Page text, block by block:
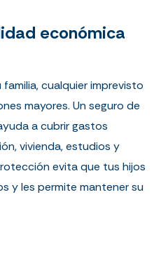
económica
cualquier imprevisto
mayores. Un seguro de
a cubrir gastos
vivienda, estudios y
evita que tus hijos
y les permite mantener su